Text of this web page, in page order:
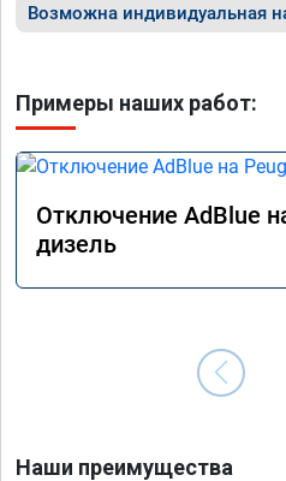
Возможна индивидуальная
Примеры наших работ:
Отключение AdBlue
дизель
Наши преимущества